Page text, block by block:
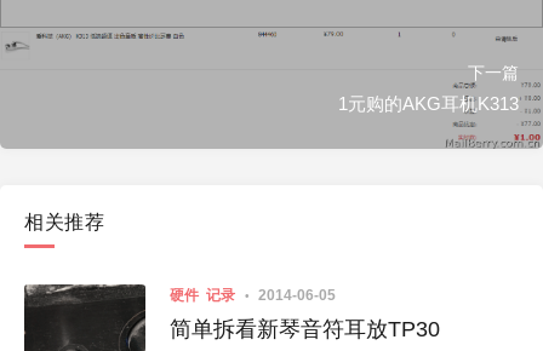
下一篇
1元购的AKG耳机K313
相关推荐
硬件 记录 2014-06-05
简单拆看新琴音符耳放TP30